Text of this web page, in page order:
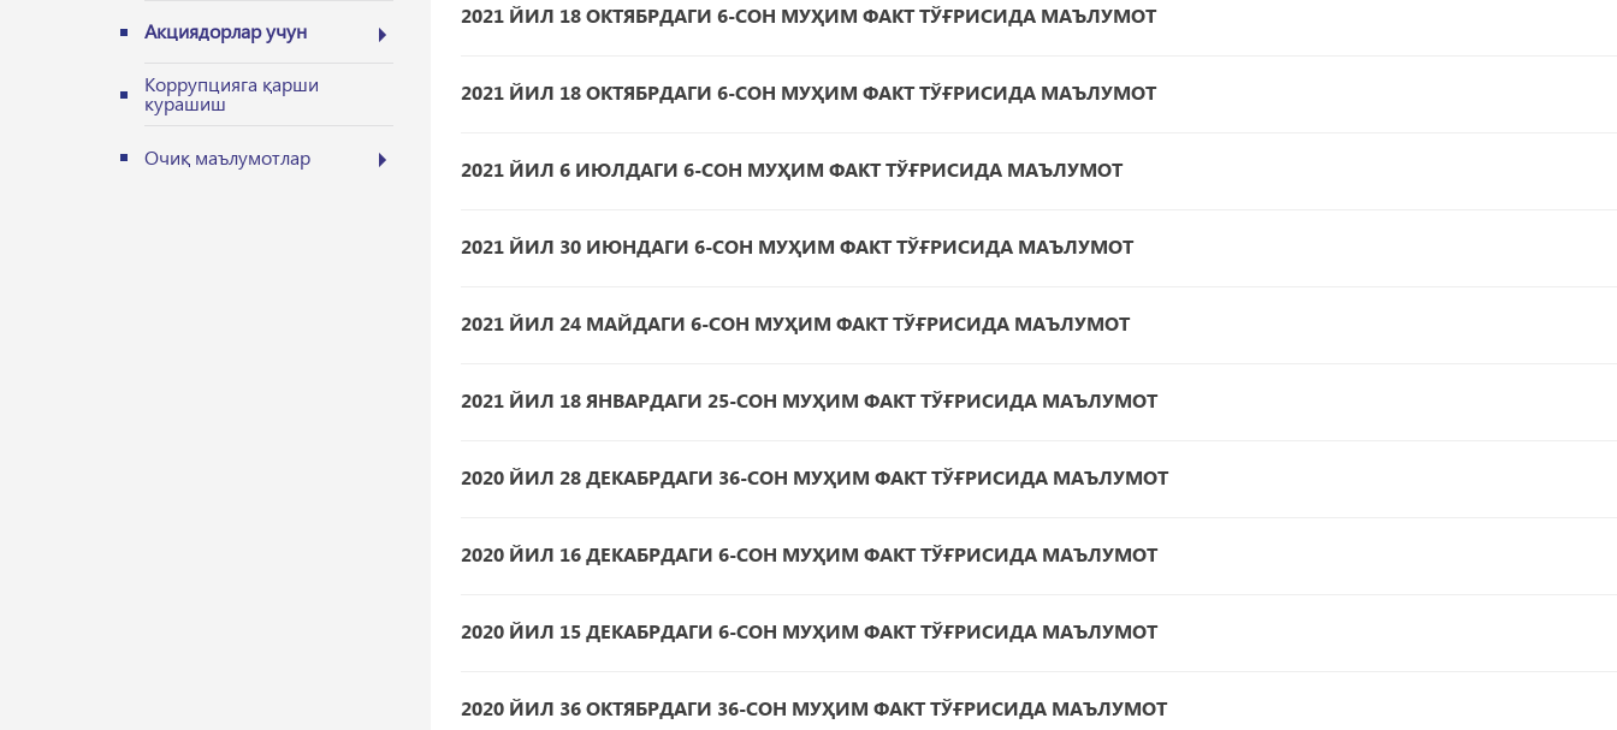
Акциядорлар учун
Коррупцияга қарши
курашиш
Очиқ маълумотлар
2021 ЙИЛ 18 ОКТЯБРДАГИ 6-СОН МУҲИМ ФАКТ ТЎҒРИСИДА МАЪЛУМОТ
2021 ЙИЛ 18 ОКТЯБРДАГИ 6-СОН МУҲИМ ФАКТ ТЎҒРИСИДА МАЪЛУМОТ
2021 ЙИЛ 6 ИЮЛДАГИ 6-СОН МУҲИМ ФАКТ ТЎҒРИСИДА МАЪЛУМОТ
2021 ЙИЛ 30 ИЮНДАГИ 6-СОН МУҲИМ ФАКТ ТЎҒРИСИДА МАЪЛУМОТ
2021 ЙИЛ 24 МАЙДАГИ 6-СОН МУҲИМ ФАКТ ТЎҒРИСИДА МАЪЛУМОТ
2021 ЙИЛ 18 ЯНВАРДАГИ 25-СОН МУҲИМ ФАКТ ТЎҒРИСИДА МАЪЛУМОТ
2020 ЙИЛ 28 ДЕКАБРДАГИ 36-СОН МУҲИМ ФАКТ ТЎҒРИСИДА МАЪЛУМОТ
2020 ЙИЛ 16 ДЕКАБРДАГИ 6-СОН МУҲИМ ФАКТ ТЎҒРИСИДА МАЪЛУМОТ
2020 ЙИЛ 15 ДЕКАБРДАГИ 6-СОН МУҲИМ ФАКТ ТЎҒРИСИДА МАЪЛУМОТ
2020 ЙИЛ 36 ОКТЯБРДАГИ 36-СОН МУҲИМ ФАКТ ТЎҒРИСИДА МАЪЛУМОТ